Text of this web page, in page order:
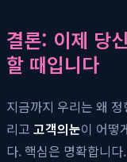
결론: 이제 당
할 때입니다
지금까지 우리는 왜
리고 고객의눈이 어떻
다. 핵심은 명확합니